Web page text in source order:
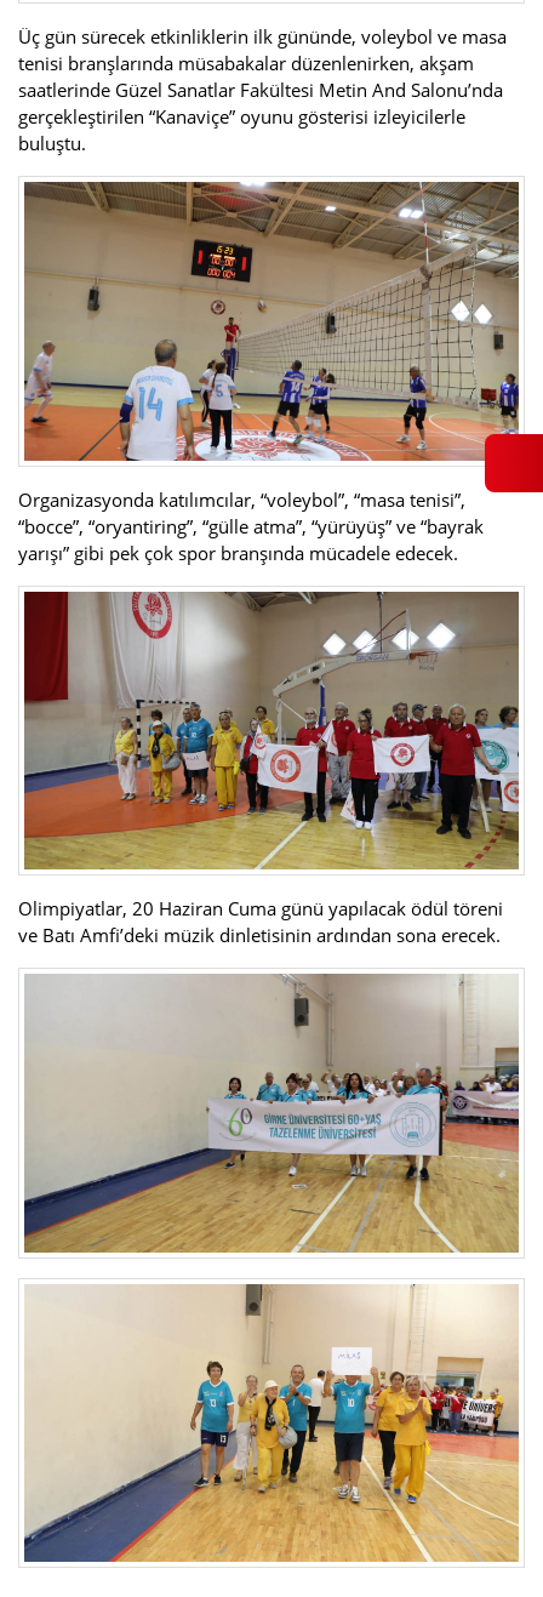
Üç gün sürecek etkinliklerin ilk gününde, voleybol ve masa
tenisi branşlarında müsabakalar düzenlenirken, akşam
saatlerinde Güzel Sanatlar Fakültesi Metin And Salonu’nda
gerçekleştirilen “Kanaviçe” oyunu gösterisi izleyicilerle
buluştu.
Organizasyonda katılımcılar, “voleybol”, “masa tenisi”,
“bocce”, “oryantiring”, “gülle atma”, “yürüyüş” ve “bayrak
yarışı” gibi pek çok spor branşında mücadele edecek.
Olimpiyatlar, 20 Haziran Cuma günü yapılacak ödül töreni
ve Batı Amfi’deki müzik dinletisinin ardından sona erecek.